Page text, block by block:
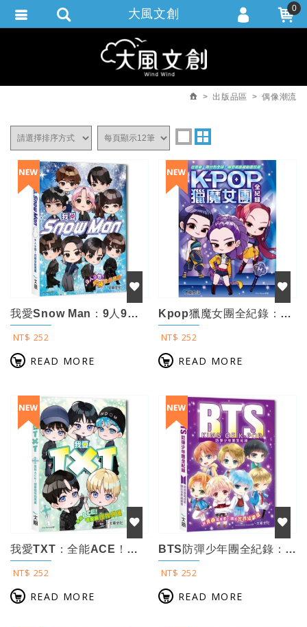
出版品區 偶像潮流
我愛Snow Man：9人9色！究極全能男團
NT$ 252
READ MORE
Kpop獵魔女團全紀錄：從音樂、舞台到全球，解密現象級動畫狂潮
NT$ 252
READ MORE
我愛TXT：全能ACE！現象級怪物男團
NT$ 252
READ MORE
BTS防彈少年團全紀錄：將青春寫成歌，譜出世界級樂章
NT$ 252
READ MORE
大風文創 0
會員登入
會員註冊
追蹤清單
繁體中文